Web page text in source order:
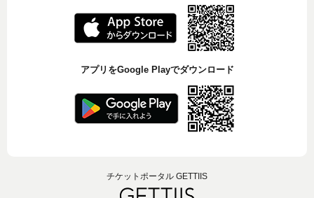
アプリをGoogle Playでダウンロード
チケットポータル GETTIIS